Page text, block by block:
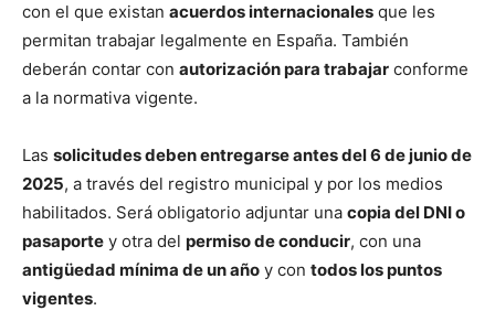
con el que existan acuerdos internacionales que les
permitan trabajar legalmente en España. También
deberán contar con autorización para trabajar conforme
a la normativa vigente.
Las solicitudes deben entregarse antes del 6 de junio de
2025, a través del registro municipal y por los medios
habilitados. Será obligatorio adjuntar una copia del DNI o
pasaporte y otra del permiso de conducir, con una
antigüedad mínima de un año y con todos los puntos
vigentes.